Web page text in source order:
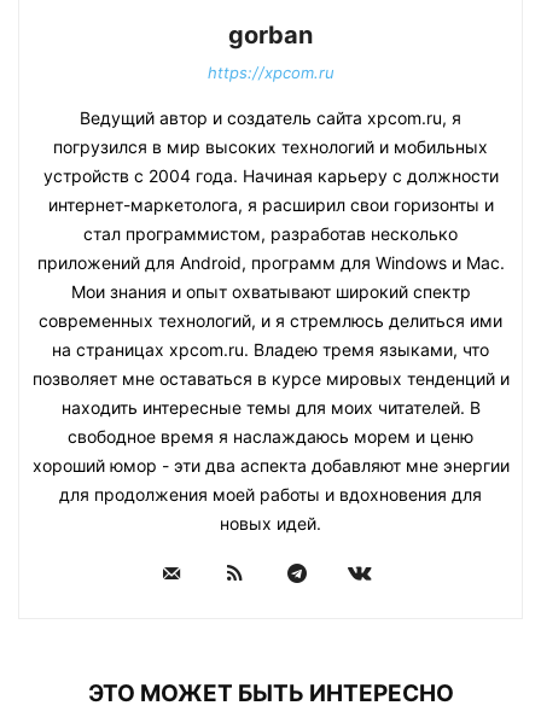
gorban
https://xpcom.ru
Ведущий автор и создатель сайта xpcom.ru, я
погрузился в мир высоких технологий и мобильных
устройств с 2004 года. Начиная карьеру с должности
интернет-маркетолога, я расширил свои горизонты и
стал программистом, разработав несколько
приложений для Android, программ для Windows и Mac.
Мои знания и опыт охватывают широкий спектр
современных технологий, и я стремлюсь делиться ими
на страницах xpcom.ru. Владею тремя языками, что
позволяет мне оставаться в курсе мировых тенденций и
находить интересные темы для моих читателей. В
свободное время я наслаждаюсь морем и ценю
хороший юмор - эти два аспекта добавляют мне энергии
для продолжения моей работы и вдохновения для
новых идей.
ЭТО МОЖЕТ БЫТЬ ИНТЕРЕСНО